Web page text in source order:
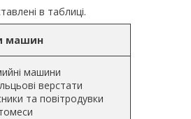
в таблиці.
машин
машини
верстати
та повітродувки